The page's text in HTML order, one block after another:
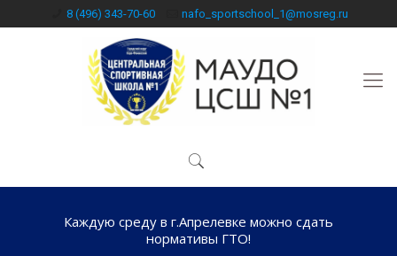
8 (496) 343-70-60 nafo_sportschool_1@mosreg.ru
Каждую среду в г.Апрелевке можно сдать
нормативы ГТО!